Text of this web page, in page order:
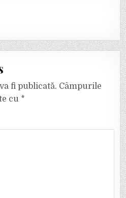
fi publicată. Câmpurile
cu *